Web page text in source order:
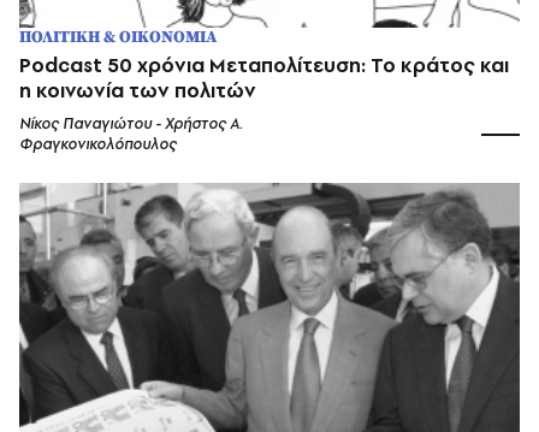
ΠΟΛΙΤΙΚΗ & ΟΙΚΟΝΟΜΙΑ
Podcast 50 χρόνια Μεταπολίτευση: Το κράτος και
η κοινωνία των πολιτών
Νίκος Παναγιώτου - Χρήστος Α.
Φραγκονικολόπουλος